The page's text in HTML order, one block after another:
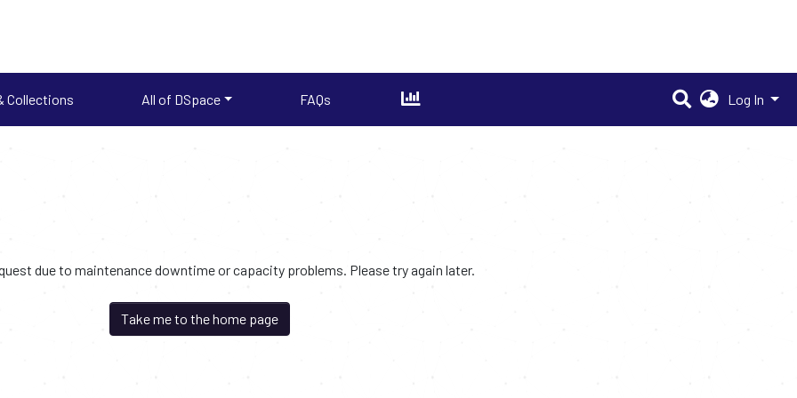
Collections All of DSpace FAQs Log In
due to maintenance downtime or capacity problems. Please try again later.
Take me to the home page